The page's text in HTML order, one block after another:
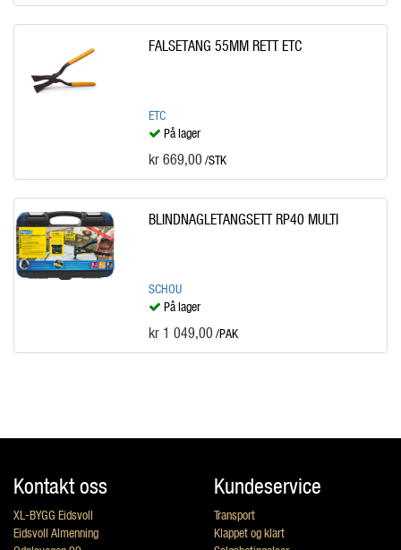
FALSETANG 55MM RETT ETC
ETC
På lager
kr 669,00 /STK
BLINDNAGLETANGSETT RP40 MULTI
SCHOU
På lager
kr 1 049,00 /PAK
Kontakt oss
XL-BYGG Eidsvoll
Eidsvoll Almenning
Kundeservice
Transport
Klappet og klart